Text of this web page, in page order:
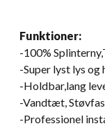
Funktioner:
-100%
-Super lyst lys og
-Holdbar,lang
-Vandtæt,
-Professionel